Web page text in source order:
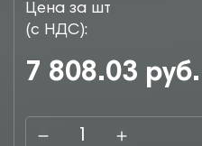
Цена за шт
(с НДС):
7 808.03 руб.